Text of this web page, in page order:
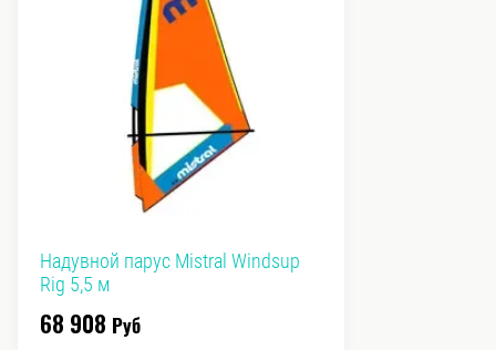
Надувной парус Mistral Windsup
Rig 5,5 м
68 908 Руб